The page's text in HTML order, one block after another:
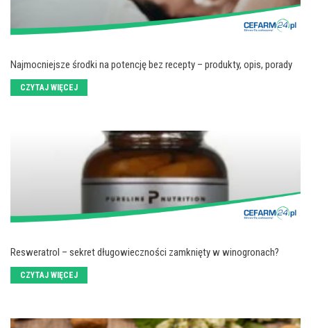
Najmocniejsze środki na potencję bez recepty – produkty, opis, porady
CZYTAJ WIĘCEJ
Resweratrol – sekret długowieczności zamknięty w winogronach?
CZYTAJ WIĘCEJ